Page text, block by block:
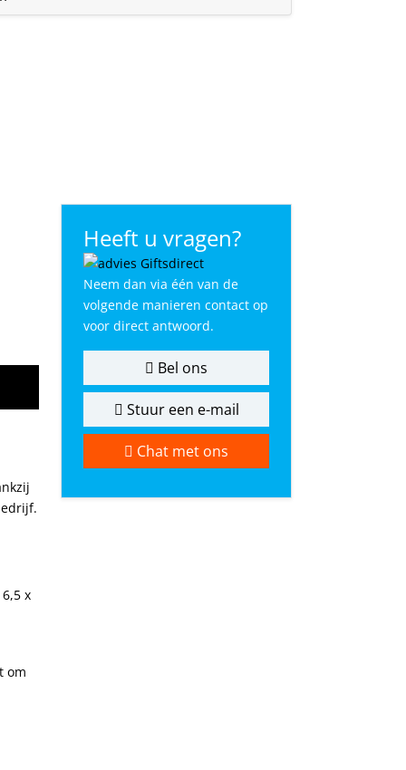
x
om
Heeft u vragen?
Neem dan via één van de
volgende manieren contact op
voor direct antwoord.
Bel ons
Stuur een e-mail
Chat met ons